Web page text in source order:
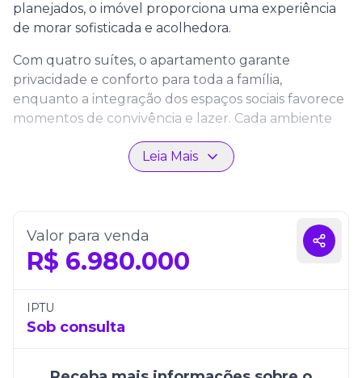
planejados, o imóvel proporciona uma experiência
de morar sofisticada e acolhedora.
Com quatro suítes, o apartamento garante
privacidade e conforto para toda a família,
enquanto a integração dos espaços sociais favorece
momentos de convivência e lazer. Cada ambiente
foi projetado para oferecer praticidade sem abrir
uma das regiões mais valorizadas de Itapema, o
Residencial Villa Maiorca se destaca como a escolha
perfeita para quem busca qualidade de vida e
Leia Mais
Valor para venda
R$ 6.980.000
IPTU
Sob consulta